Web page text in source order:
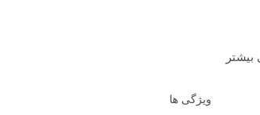
بیشتر
ویژگی ها